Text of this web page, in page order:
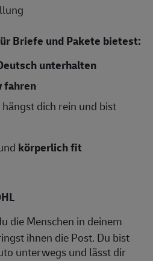
Briefe und Pakete bietest:
unterhalten
fahren
hängst dich rein und bist
körperlich fit
die Menschen in deinem
ihnen die Post. Du bist
unterwegs und lässt dir